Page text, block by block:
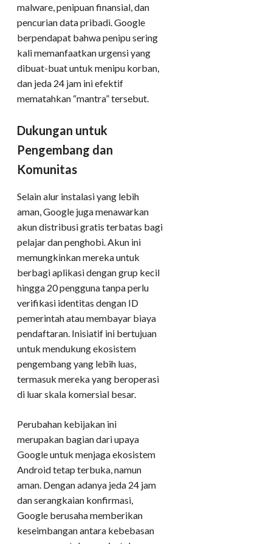
malware, penipuan finansial, dan
pencurian data pribadi. Google
berpendapat bahwa penipu sering
kali memanfaatkan urgensi yang
dibuat-buat untuk menipu korban,
dan jeda 24 jam ini efektif
mematahkan “mantra” tersebut.
Dukungan untuk
Pengembang dan
Komunitas
Selain alur instalasi yang lebih
aman, Google juga menawarkan
akun distribusi gratis terbatas bagi
pelajar dan penghobi. Akun ini
memungkinkan mereka untuk
berbagi aplikasi dengan grup kecil
hingga 20 pengguna tanpa perlu
verifikasi identitas dengan ID
pemerintah atau membayar biaya
pendaftaran. Inisiatif ini bertujuan
untuk mendukung ekosistem
pengembang yang lebih luas,
termasuk mereka yang beroperasi
di luar skala komersial besar.
Perubahan kebijakan ini
merupakan bagian dari upaya
Google untuk menjaga ekosistem
Android tetap terbuka, namun
aman. Dengan adanya jeda 24 jam
dan serangkaian konfirmasi,
Google berusaha memberikan
keseimbangan antara kebebasan